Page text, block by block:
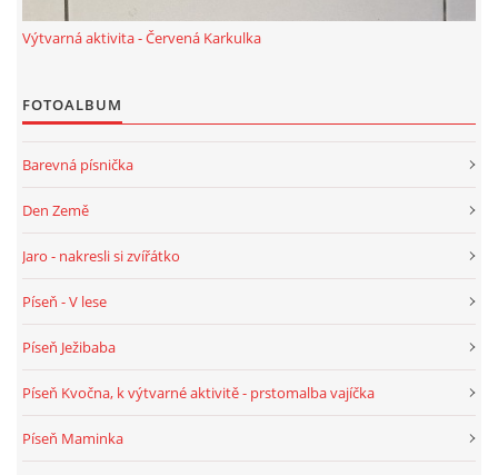
PÍSNĚ K TÉMATU LÉTO
BÁSNĚ K TÉMATU LÉTO
PÍSNĚ K TÉMATU PODZIM
POHYBOVÉ AKTIVITY NA TÉMA PODZIM
Výtvarná aktivita - Červená Karkulka
FOTOALBUM
Barevná písnička
Den Země
Jaro - nakresli si zvířátko
Píseň - V lese
Píseň Ježibaba
Píseň Kvočna, k výtvarné aktivitě - prstomalba vajíčka
Píseň Maminka